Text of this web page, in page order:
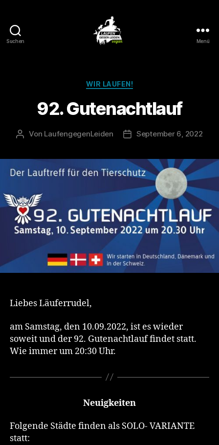
Suchen Menü
Kategorien
WIR LAUFEN!
92. Gutenachtlauf
Beitragsautor
Von LaufengegenLeiden Veröffentlichungsdatum
September 6, 2022
Liebes Läuferrudel,
am Samstag, den 10.09.2022, ist es wieder
soweit und der 92. Gutenachtlauf findet statt.
Wie immer um 20:30 Uhr.
Neuigkeiten
Folgende Städte finden als SOLO- VARIANTE
statt: